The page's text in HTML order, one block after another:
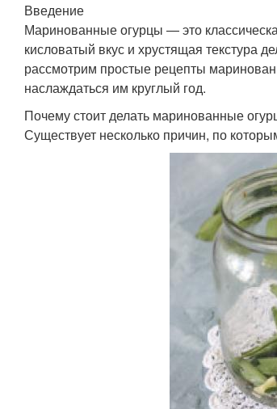
Введение
Маринованные огурцы — это
кисловатый вкус и хрустящая текстура
рассмотрим простые рецепты
наслаждаться им круглый год.
Почему стоит делать маринованные
Существует несколько причин, по